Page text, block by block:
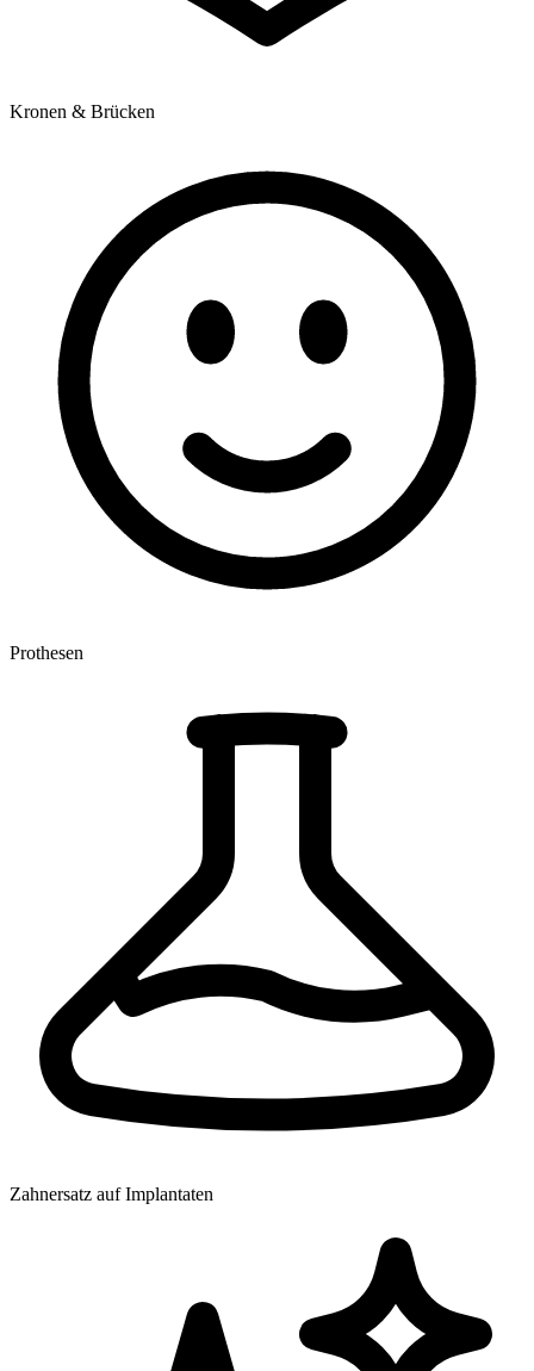
Kronen & Brücken
Prothesen
Zahnersatz auf Implantaten